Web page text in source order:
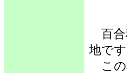
百合
地です
この